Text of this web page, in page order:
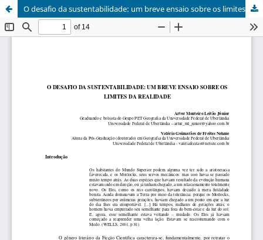
O desafio da sustentabilidade: um breve ensaio sobre os limites da realidade